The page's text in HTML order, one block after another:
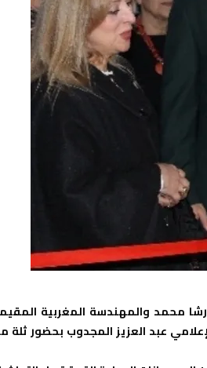
محمد والمهندسة المغربية
عبد العزيز المجدوب بحضور ثلة